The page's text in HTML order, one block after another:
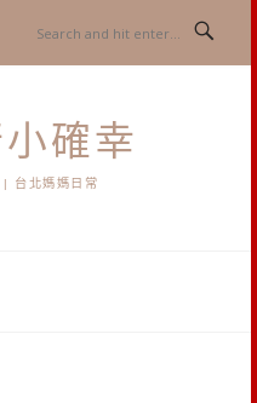
確幸
| 台北媽媽日常